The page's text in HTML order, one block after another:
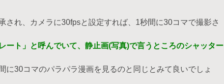
され、カメラに30fpsと設定すれば、1秒間に30コマで撮影さ
ート」と呼んでいて、静止画(写真)で言うところのシャッター
に30コマのパラパラ漫画を見るのと同じとみて良いでしょ